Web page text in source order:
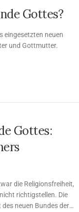
Gottes?
eingesetzten neuen
und Gottmutter.
Gottes:
die Religionsfreiheit,
richtigstellen. Die
neuen Bundes der